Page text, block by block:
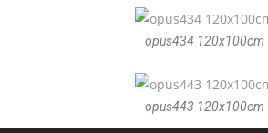
opus434 120x100cm
opus443 120x100cm